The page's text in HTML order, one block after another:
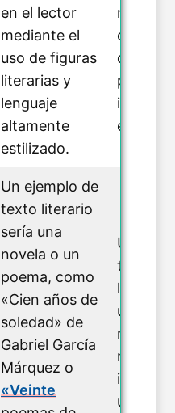
en el lector
mediante el
uso de figuras
literarias y
lenguaje
altamente
estilizado.
manera
objetiva
directa.
Un ejemplo de
texto literario
sería una
novela o un
poema, como
«Cien años de
soledad» de
Gabriel García
Márquez o
«Veinte
Un
texto no
literario
un
manual
un